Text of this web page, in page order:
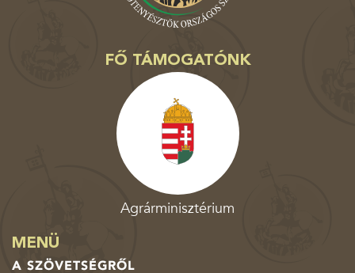
FŐ TÁMOGATÓNK
Agrárminisztérium
MENÜ
A SZÖVETSÉGRŐL